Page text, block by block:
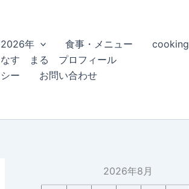
年 食事・メニュー
cooking
なす まる プロフィール
ー
お問い合わせ
2026年8月